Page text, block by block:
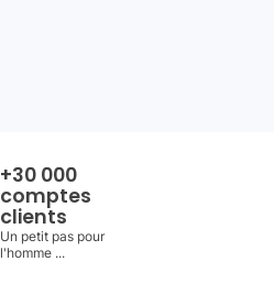
+30 000
comptes
clients
Un petit pas pour
l'homme ...